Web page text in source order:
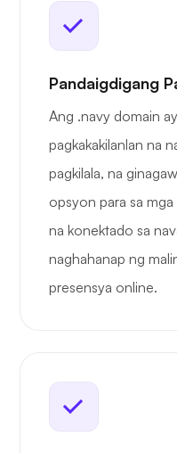
Pandaigdigang
Ang .navy domain
pagkakakilanlan na
pagkilala, na
opsyon para sa
na konektado sa
naghahanap ng
presensya online.